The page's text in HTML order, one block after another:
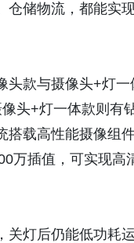
仓储物流，都能实
头款与摄像头+灯
头+灯一体款则有
搭载高性能摄像组
万插值，可实现高
关灯后仍能低功耗